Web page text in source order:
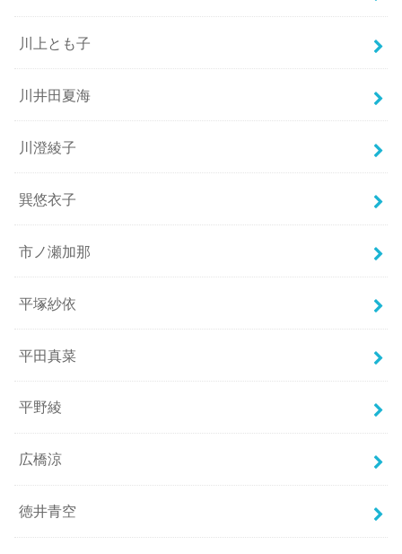
川上とも子
川井田夏海
川澄綾子
巽悠衣子
市ノ瀬加那
平塚紗依
平田真菜
平野綾
広橋涼
徳井青空